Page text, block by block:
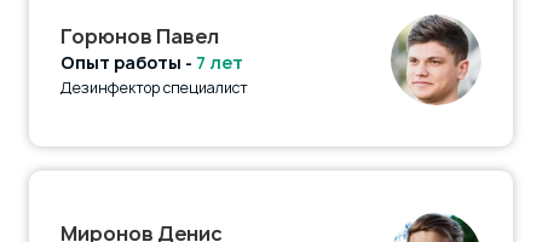
Горюнов Павел
Опыт работы - 7 лет
Дезинфектор специалист
Миронов Денис